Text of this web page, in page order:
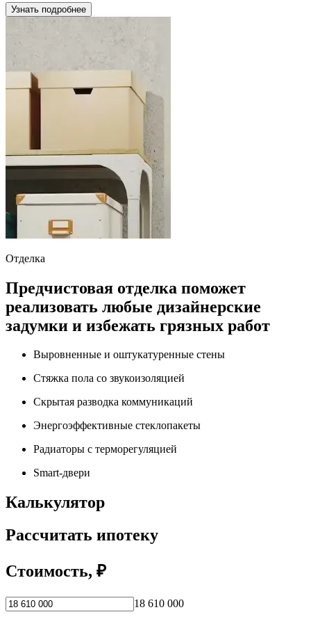
Узнать подробнее
Отделка
Предчистовая отделка поможет
реализовать любые дизайнерские
задумки и избежать грязных работ
Выровненные и оштукатуренные стены
Стяжка пола со звукоизоляцией
Скрытая разводка коммуникаций
Энергоэффективные стеклопакеты
Радиаторы с терморегуляцией
Smart-двери
Калькулятор
Рассчитать ипотеку
Стоимость, ₽
18 610 000